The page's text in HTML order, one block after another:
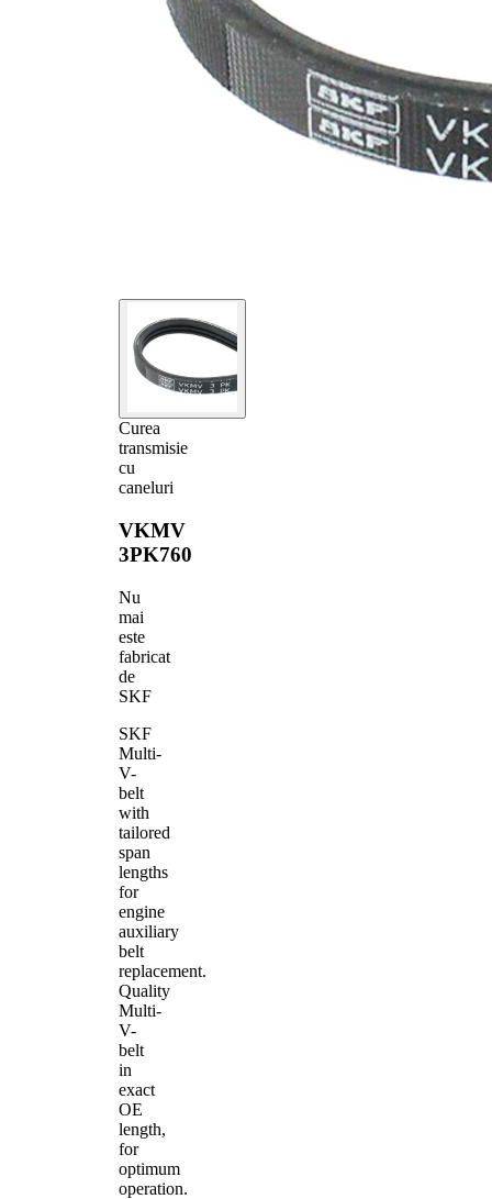
Curea
transmisie
cu
caneluri
VKMV
3PK760
Nu
mai
este
fabricat
de
SKF
SKF
Multi-
V-
belt
with
tailored
span
lengths
for
engine
auxiliary
belt
replacement.
Quality
Multi-
V-
belt
in
exact
OE
length,
for
optimum
operation.